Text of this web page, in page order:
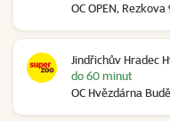
OC OPEN,
Jindřichův Hradec
OC Hvězdárna
do 60 minut